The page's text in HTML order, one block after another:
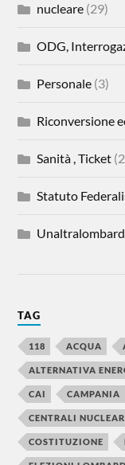
nucleare (29)
ODG,
Personale (3)
Riconversione
Sanità , Ticket
Statuto
TAG
118 ACQUA
ALTERNATIVA
CAI CAMPANIA
CENTRALI
COSTITUZIONE